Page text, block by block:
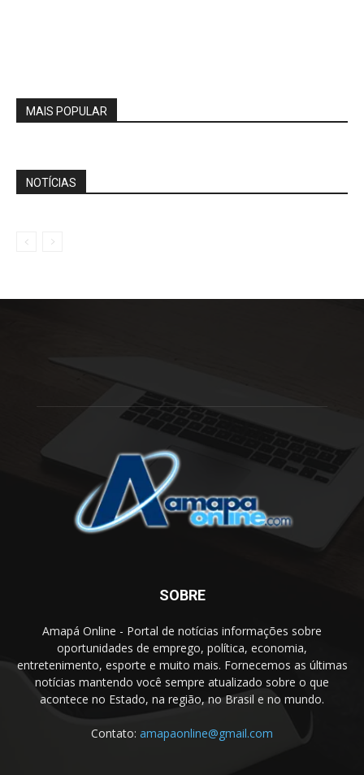
MAIS POPULAR
NOTÍCIAS
SOBRE
Amapá Online - Portal de notícias informações sobre
oportunidades de emprego, política, economia,
entretenimento, esporte e muito mais. Fornecemos as últimas
notícias mantendo você sempre atualizado sobre o que
acontece no Estado, na região, no Brasil e no mundo.
Contato: amapaonline@gmail.com